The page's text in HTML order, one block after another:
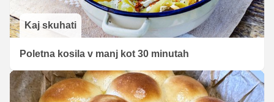
Kaj skuhati
Poletna kosila v manj kot 30 minutah